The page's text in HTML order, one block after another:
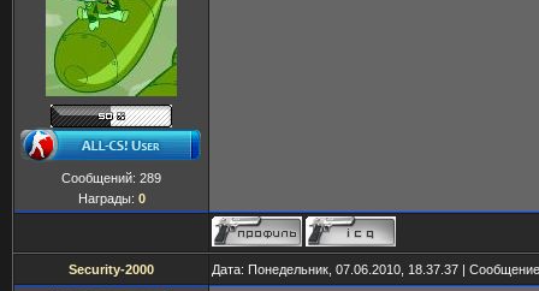
Сообщений: 289
Награды: 0
Security-2000 Дата: Понедельник, 07.06.2010, 18.37.37 |